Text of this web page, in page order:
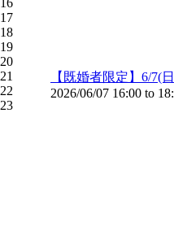
16
17
18
19
20
21
22
23
【既婚者限定】6/7(
2026/06/07 16:00 to